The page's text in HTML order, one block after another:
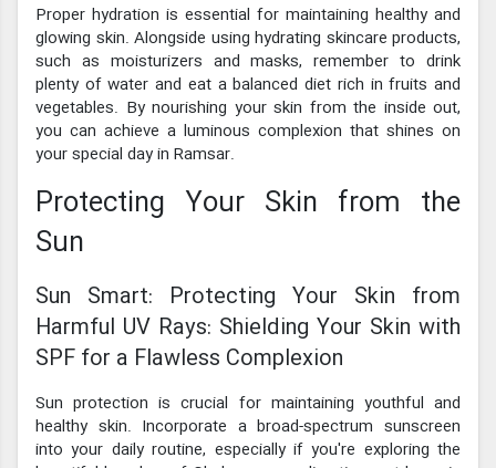
Proper hydration is essential for maintaining healthy and
glowing skin. Alongside using hydrating skincare products,
such as moisturizers and masks, remember to drink
plenty of water and eat a balanced diet rich in fruits and
vegetables. By nourishing your skin from the inside out,
you can achieve a luminous complexion that shines on
your special day in Ramsar.
Protecting Your Skin from the
Sun
Sun Smart: Protecting Your Skin from
Harmful UV Rays: Shielding Your Skin with
SPF for a Flawless Complexion
Sun protection is crucial for maintaining youthful and
healthy skin. Incorporate a broad-spectrum sunscreen
into your daily routine, especially if you're exploring the